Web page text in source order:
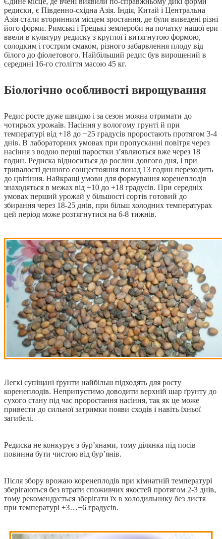
редиски, є Південно-східна Азія. Індія, Китай і Центральна
Азія стали вторинним місцем зростання, де були виведені різні
його форми. Римські і Грецькі землероби на початку нашої ери
ввели в культуру редиску з круглої і витягнутою формою,
солодким і гострим смаком, різного забарвлення плоду від
білого до фіолетового. Найбільший редис був вирощений в
середині 16-го століття масою 45 кг.
Біологічно особливості вирощування
Редис росте дуже швидко і за сезон можна отримати до
чотирьох урожаїв. Насіння у вологому грунті й при
температурі від +18 до +25 градусів проростають протягом 3-4
днів. В лабораторних умовах при пропусканні повітря через
насіння з водою перші паростки з’являються вже через 18
годин. Редиска відноситься до рослин довгого дня, і при
тривалості денного сонцестояння понад 13 годин переходить
до цвітіння. Найкращі умови для формування коренеплодів
знаходяться в межах від +10 до +18 градусів. При середніх
умовах перший урожай у більшості сортів готовий до
збирання через 18-25 днів, при більш холодних температурах
цей період може розтягнутися на 6-8 тижнів.
Легкі супіщані ґрунти найбільш підходять для росту
коренеплодів. Неприпустимо доводити верхній шар ґрунту до
сухого стану під час проростання насіння, так як це може
привести до сильної затримки появи сходів і навіть їхньої
загибелі.
Редиска не конкурує з бур’янами, тому ділянка під посів
повинна бути чистою від бур’янів.
Після збору врожаю коренеплодів при кімнатній температурі
зберігаються без втрати споживчих якостей протягом 2-3 днів,
тому рекомендується зберігати їх в холодильнику без листя
при температурі +3…+6 градусів.